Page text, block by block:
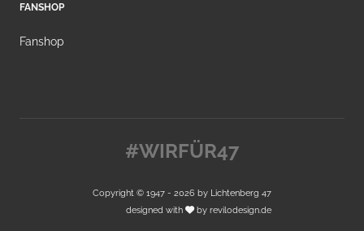
FANSHOP
Fanshop
#WIRFÜR47
Copyright © 1947 - 2026 by Lichtenberg 47
designed with
by revilodesign.de